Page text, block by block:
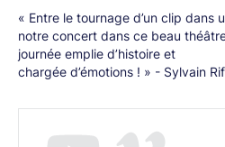
« Entre le tournage d’un clip dans
notre concert dans ce beau
journée emplie d’histoire et
chargée d’émotions ! » - Sylvain